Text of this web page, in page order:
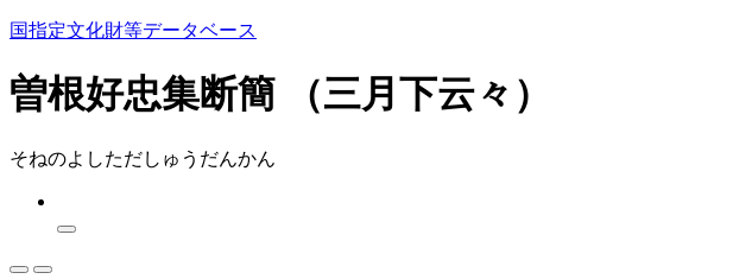
国指定文化財等データベース
曽根好忠集断簡 （三月下云々）
そねのよしただしゅうだんかん